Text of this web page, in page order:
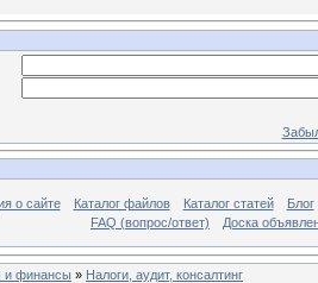
о сайте Каталог файлов Каталог статей
Блог
FAQ (вопрос/ответ)
Доска
и финансы » Налоги, аудит, консалтинг